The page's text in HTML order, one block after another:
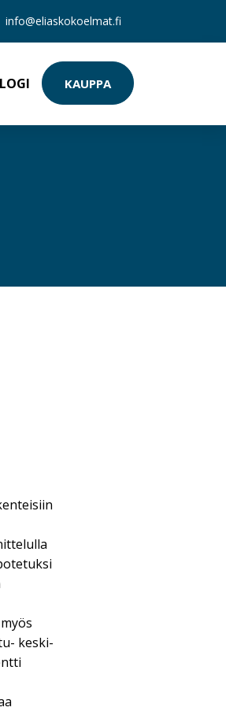
info@eliaskokoelmat.fi
KAUPPA
keski-